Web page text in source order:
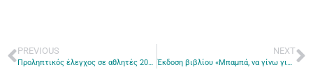
PREVIOUS
Προληπτικός έλεγχος σε αθλητές 2025
NEXT
Έκδοση βιβλίου «Μπαμπά, να γίνω γιατρός;»